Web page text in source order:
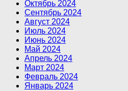
Октябрь 2024
Сентябрь 2024
Август 2024
Июль 2024
Июнь 2024
Май 2024
Апрель 2024
Март 2024
Февраль 2024
Январь 2024